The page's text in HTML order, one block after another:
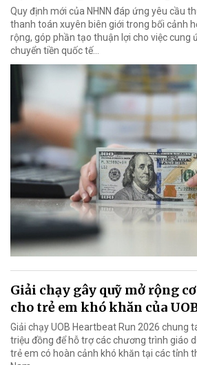
Quy định mới của NHNN đáp ứng yêu cầu
thanh toán xuyên biên giới trong bối cảnh
rộng, góp phần tạo thuận lợi cho việc cung
chuyển tiền quốc tế...
Giải chạy gây quỹ mở rộng
cho trẻ em khó khăn của
Giải chạy UOB Heartbeat Run 2026 chung
triệu đồng để hỗ trợ các chương trình giáo
trẻ em có hoàn cảnh khó khăn tại các tỉnh